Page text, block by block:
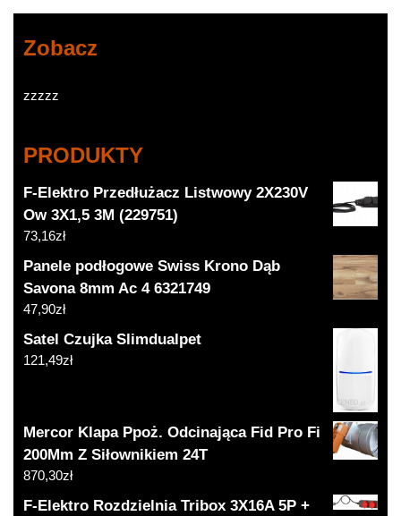
Zobacz
zzzzz
PRODUKTY
F-Elektro Przedłużacz Listwowy 2X230V
Ow 3X1,5 3M (229751)
73,16zł
Panele podłogowe Swiss Krono Dąb
Savona 8mm Ac 4 6321749
47,90zł
Satel Czujka Slimdualpet
121,49zł
Mercor Klapa Ppoż. Odcinająca Fid Pro Fi
200Mm Z Siłownikiem 24T
870,30zł
F-Elektro Rozdzielnia Tribox 3X16A 5P +